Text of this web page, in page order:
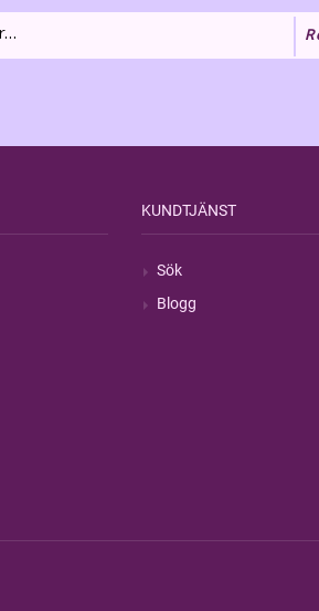
KUNDTJÄNST
Sök
Blogg